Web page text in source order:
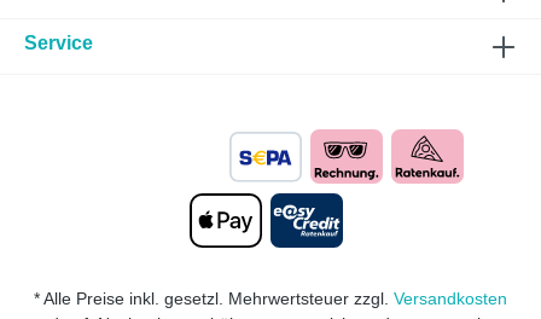
Service
* Alle Preise inkl. gesetzl. Mehrwertsteuer zzgl. Versandkosten